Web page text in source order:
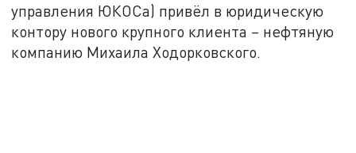
управления ЮКОСа) привёл в юридическую
контору нового крупного клиента – нефтяную
компанию Михаила Ходорковского.